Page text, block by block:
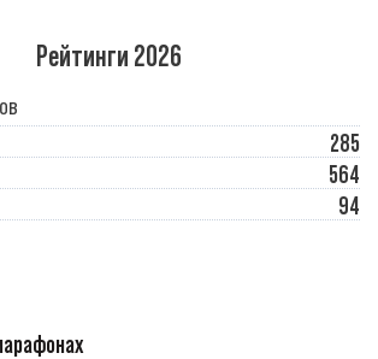
Рейтинги 2026
285
564
94